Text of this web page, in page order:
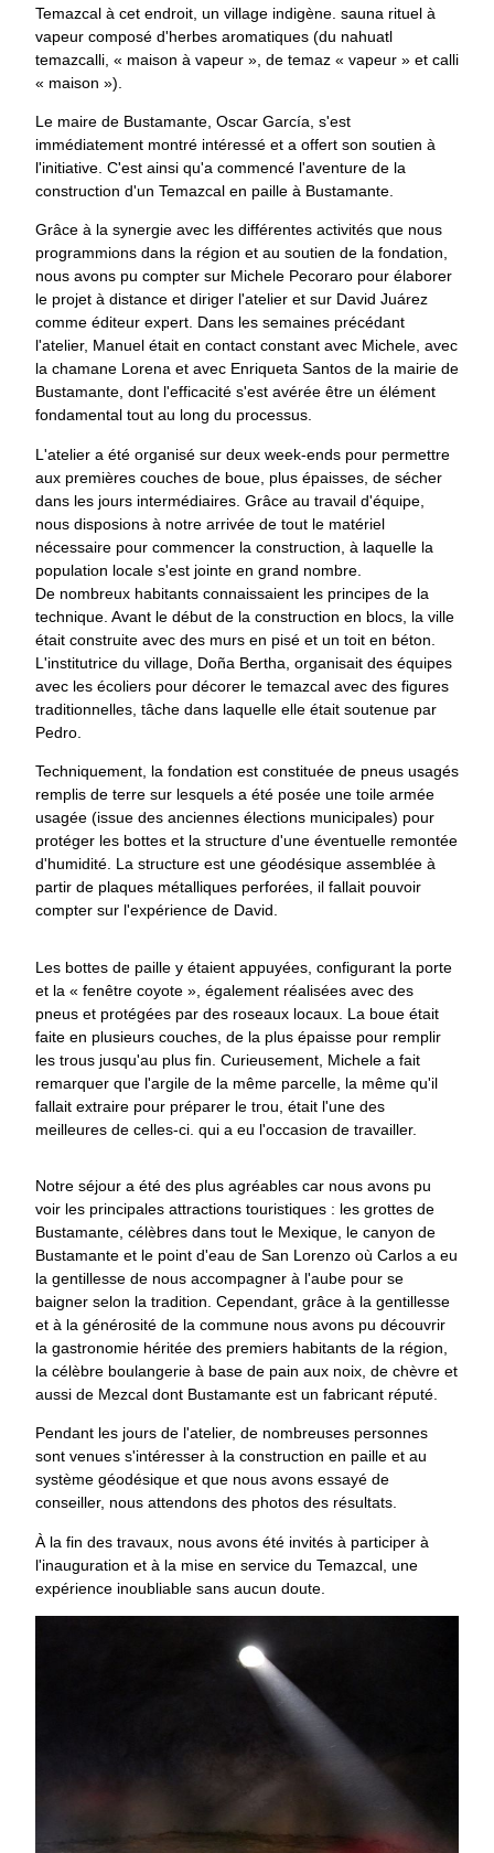
Temazcal à cet endroit, un village indigène. sauna rituel à
vapeur composé d'herbes aromatiques (du nahuatl
temazcalli, « maison à vapeur », de temaz « vapeur » et calli
« maison »).
Le maire de Bustamante, Oscar García, s'est
immédiatement montré intéressé et a offert son soutien à
l'initiative. C'est ainsi qu'a commencé l'aventure de la
construction d'un Temazcal en paille à Bustamante.
Grâce à la synergie avec les différentes activités que nous
programmions dans la région et au soutien de la fondation,
nous avons pu compter sur Michele Pecoraro pour élaborer
le projet à distance et diriger l'atelier et sur David Juárez
comme éditeur expert. Dans les semaines précédant
l'atelier, Manuel était en contact constant avec Michele, avec
la chamane Lorena et avec Enriqueta Santos de la mairie de
Bustamante, dont l'efficacité s'est avérée être un élément
fondamental tout au long du processus.
L'atelier a été organisé sur deux week-ends pour permettre
aux premières couches de boue, plus épaisses, de sécher
dans les jours intermédiaires. Grâce au travail d'équipe,
nous disposions à notre arrivée de tout le matériel
nécessaire pour commencer la construction, à laquelle la
population locale s'est jointe en grand nombre.
De nombreux habitants connaissaient les principes de la
technique. Avant le début de la construction en blocs, la ville
était construite avec des murs en pisé et un toit en béton.
L'institutrice du village, Doña Bertha, organisait des équipes
avec les écoliers pour décorer le temazcal avec des figures
traditionnelles, tâche dans laquelle elle était soutenue par
Pedro.
Techniquement, la fondation est constituée de pneus usagés
remplis de terre sur lesquels a été posée une toile armée
usagée (issue des anciennes élections municipales) pour
protéger les bottes et la structure d'une éventuelle remontée
d'humidité. La structure est une géodésique assemblée à
partir de plaques métalliques perforées, il fallait pouvoir
compter sur l'expérience de David.
Les bottes de paille y étaient appuyées, configurant la porte
et la « fenêtre coyote », également réalisées avec des
pneus et protégées par des roseaux locaux. La boue était
faite en plusieurs couches, de la plus épaisse pour remplir
les trous jusqu'au plus fin. Curieusement, Michele a fait
remarquer que l'argile de la même parcelle, la même qu'il
fallait extraire pour préparer le trou, était l'une des
meilleures de celles-ci. qui a eu l'occasion de travailler.
Notre séjour a été des plus agréables car nous avons pu
voir les principales attractions touristiques : les grottes de
Bustamante, célèbres dans tout le Mexique, le canyon de
Bustamante et le point d'eau de San Lorenzo où Carlos a eu
la gentillesse de nous accompagner à l'aube pour se
baigner selon la tradition. Cependant, grâce à la gentillesse
et à la générosité de la commune nous avons pu découvrir
la gastronomie héritée des premiers habitants de la région,
la célèbre boulangerie à base de pain aux noix, de chèvre et
aussi de Mezcal dont Bustamante est un fabricant réputé.
Pendant les jours de l'atelier, de nombreuses personnes
sont venues s'intéresser à la construction en paille et au
système géodésique et que nous avons essayé de
conseiller, nous attendons des photos des résultats.
À la fin des travaux, nous avons été invités à participer à
l'inauguration et à la mise en service du Temazcal, une
expérience inoubliable sans aucun doute.